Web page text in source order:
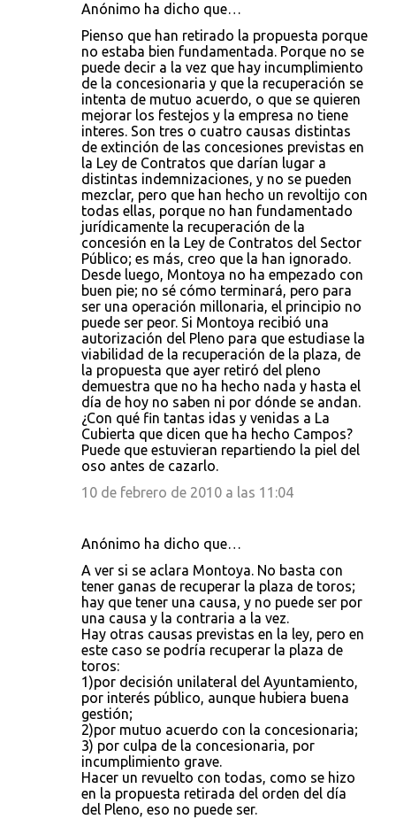
Anónimo ha dicho que…
Pienso que han retirado la propuesta porque
no estaba bien fundamentada. Porque no se
puede decir a la vez que hay incumplimiento
de la concesionaria y que la recuperación se
intenta de mutuo acuerdo, o que se quieren
mejorar los festejos y la empresa no tiene
interes. Son tres o cuatro causas distintas
de extinción de las concesiones previstas en
la Ley de Contratos que darían lugar a
distintas indemnizaciones, y no se pueden
mezclar, pero que han hecho un revoltijo con
todas ellas, porque no han fundamentado
jurídicamente la recuperación de la
concesión en la Ley de Contratos del Sector
Público; es más, creo que la han ignorado.
Desde luego, Montoya no ha empezado con
buen pie; no sé cómo terminará, pero para
ser una operación millonaria, el principio no
puede ser peor. Si Montoya recibió una
autorización del Pleno para que estudiase la
viabilidad de la recuperación de la plaza, de
la propuesta que ayer retiró del pleno
demuestra que no ha hecho nada y hasta el
día de hoy no saben ni por dónde se andan.
¿Con qué fin tantas idas y venidas a La
Cubierta que dicen que ha hecho Campos?
Puede que estuvieran repartiendo la piel del
oso antes de cazarlo.
10 de febrero de 2010 a las 11:04
Anónimo ha dicho que…
A ver si se aclara Montoya. No basta con
tener ganas de recuperar la plaza de toros;
hay que tener una causa, y no puede ser por
una causa y la contraria a la vez.
Hay otras causas previstas en la ley, pero en
este caso se podría recuperar la plaza de
toros:
1)por decisión unilateral del Ayuntamiento,
por interés público, aunque hubiera buena
gestión;
2)por mutuo acuerdo con la concesionaria;
3) por culpa de la concesionaria, por
incumplimiento grave.
Hacer un revuelto con todas, como se hizo
en la propuesta retirada del orden del día
del Pleno, eso no puede ser.